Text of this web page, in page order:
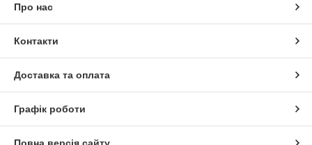
Про нас
Контакти
Доставка та оплата
Графік роботи